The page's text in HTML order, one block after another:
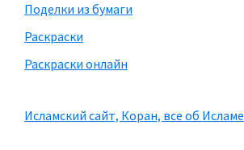
Поделки из бумаги
Раскраски
Раскраски онлайн
Исламский сайт, Коран, все об Исламе